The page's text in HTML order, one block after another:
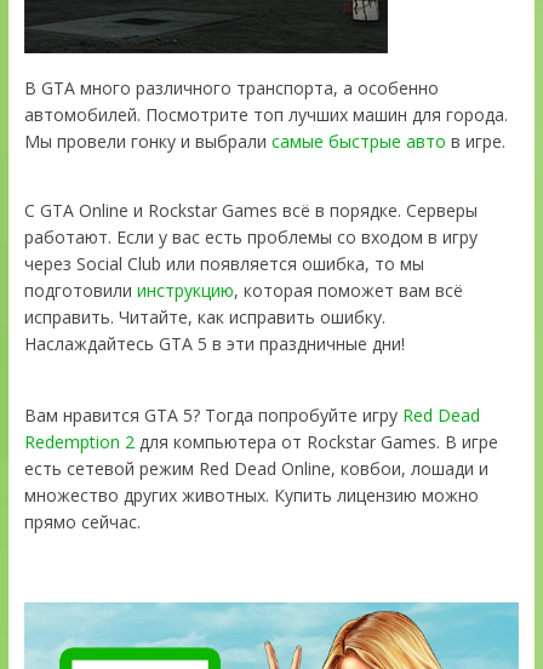
В GTA много различного транспорта, а особенно
автомобилей. Посмотрите топ лучших машин для города.
Мы провели гонку и выбрали самые быстрые авто в игре.
С GTA Online и Rockstar Games всё в порядке. Серверы
работают. Если у вас есть проблемы со входом в игру
через Social Club или появляется ошибка, то мы
подготовили инструкцию, которая поможет вам всё
исправить. Читайте, как исправить ошибку.
Наслаждайтесь GTA 5 в эти праздничные дни!
Вам нравится GTA 5? Тогда попробуйте игру Red Dead
Redemption 2для компьютера от Rockstar Games. В игре
есть сетевой режим Red Dead Online, ковбои, лошади и
множество других животных. Купить лицензию можно
прямо сейчас.